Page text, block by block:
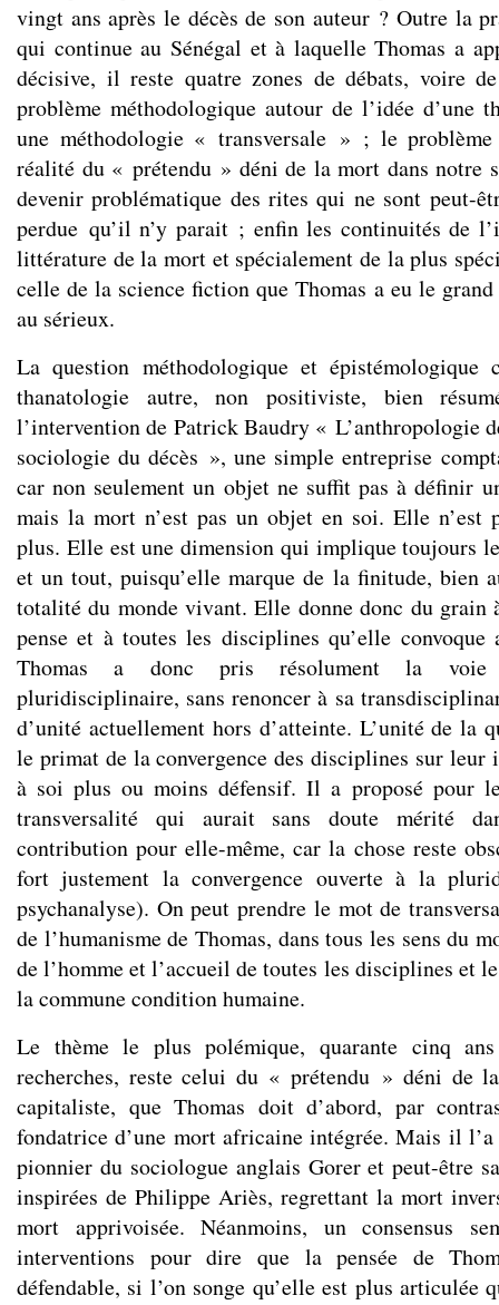
vingt ans après le décès de son auteur ? Outre la
qui continue au Sénégal et à laquelle Thomas a
décisive, il reste quatre zones de débats, voire
problème méthodologique autour de l’idée d’une
une méthodologie « transversale » ; le
réalité du « prétendu » déni de la mort dans notre
devenir problématique des rites qui ne sont peut-
perdue qu’il n’y parait ; enfin les continuités de
littérature de la mort et spécialement de la plus
celle de la science fiction que Thomas a eu le
au sérieux.
La question méthodologique et épistémologique
thanatologie autre, non positiviste, bien
l’intervention de Patrick Baudry « L’anthropologie
sociologie du décès », une simple entreprise
car non seulement un objet ne suffit pas à définir
mais la mort n’est pas un objet en soi. Elle n’est
plus. Elle est une dimension qui implique toujours
et un tout, puisqu’elle marque de la finitude, bien
totalité du monde vivant. Elle donne donc du grain
pense et à toutes les disciplines qu’elle convoque
Thomas a donc pris résolument la voie
pluridisciplinaire, sans renoncer à sa
d’unité actuellement hors d’atteinte. L’unité de la
le primat de la convergence des disciplines sur leur
à soi plus ou moins défensif. Il a proposé pour
transversalité qui aurait sans doute mérité
contribution pour elle-même, car la chose reste
fort justement la convergence ouverte à la
psychanalyse). On peut prendre le mot de
de l’humanisme de Thomas, dans tous les sens du
de l’homme et l’accueil de toutes les disciplines et
la commune condition humaine.
Le thème le plus polémique, quarante cinq
recherches, reste celui du « prétendu » déni de
capitaliste, que Thomas doit d’abord, par
fondatrice d’une mort africaine intégrée. Mais il
pionnier du sociologue anglais Gorer et peut-être
inspirées de Philippe Ariès, regrettant la mort
mort apprivoisée. Néanmoins, un consensus
interventions pour dire que la pensée de
défendable, si l’on songe qu’elle est plus articulée